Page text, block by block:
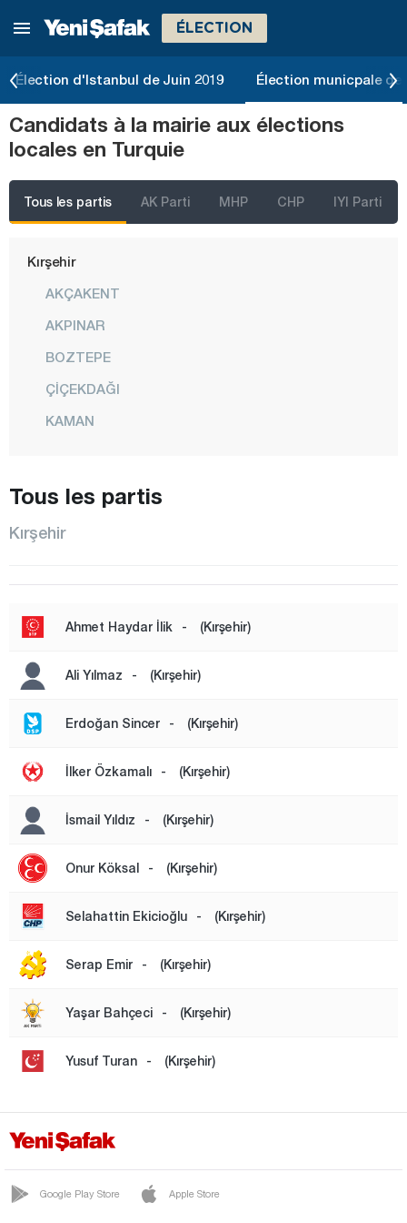
ÉLECTION
Élection d'Istanbul de Juin 2019 Élection municpale de
Candidats à la mairie aux élections
locales en Turquie
Tous les partis AK Parti MHP CHP IYI Parti
Karaman
Kayseri
Kilis
Kırklareli
Kırşehir
AKÇAKENT
AKPINAR
BOZTEPE
ÇİÇEKDAĞI
KAMAN
Konya
Kütahya
Manisa
Mardin
Mersin
Muğla
Muş
Niğde
Ordu
Rize
Sakarya
Siirt
Tous les partis
Kırşehir
Ahmet Haydar İlik - (Kırşehir)
Ali Yılmaz - (Kırşehir)
Erdoğan Sincer - (Kırşehir)
İlker Özkamalı - (Kırşehir)
İsmail Yıldız - (Kırşehir)
Onur Köksal - (Kırşehir)
Selahattin Ekicioğlu - (Kırşehir)
Serap Emir - (Kırşehir)
Yaşar Bahçeci - (Kırşehir)
Yusuf Turan - (Kırşehir)
Google Play Store Apple Store